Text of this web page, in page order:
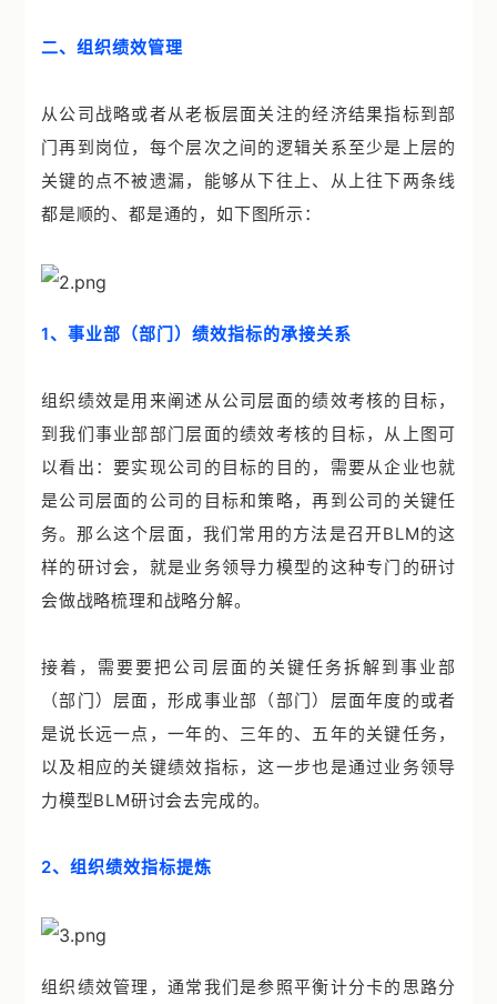
二、组织绩效管理
从公司战略或者从老板层面关注的经济结果指标到部
门再到岗位，每个层次之间的逻辑关系至少是上层的
关键的点不被遗漏，能够从下往上、从上往下两条线
都是顺的、都是通的，如下图所示：
1、事业部（部门）绩效指标的承接关系
组织绩效是用来阐述从公司层面的绩效考核的目标，
到我们事业部部门层面的绩效考核的目标，从上图可
以看出：要实现公司的目标的目的，需要从企业也就
是公司层面的公司的目标和策略，再到公司的关键任
务。那么这个层面，我们常用的方法是召开BLM的这
样的研讨会，就是业务领导力模型的这种专门的研讨
会做战略梳理和战略分解。
接着，需要要把公司层面的关键任务拆解到事业部
（部门）层面，形成事业部（部门）层面年度的或者
是说长远一点，一年的、三年的、五年的关键任务，
以及相应的关键绩效指标，这一步也是通过业务领导
力模型BLM研讨会去完成的。
2、组织绩效指标提炼
组织绩效管理，通常我们是参照平衡计分卡的思路分